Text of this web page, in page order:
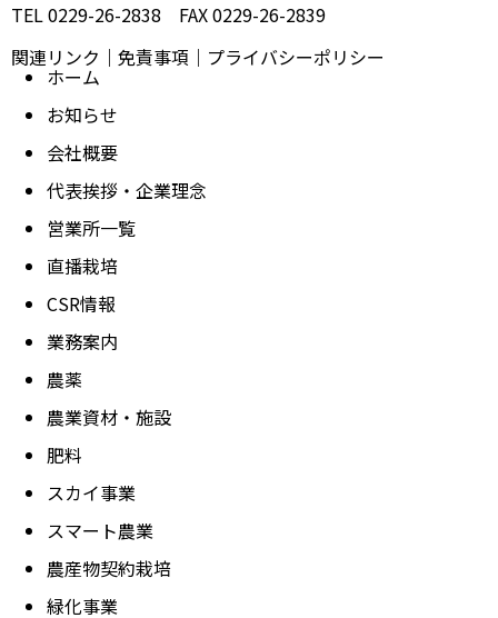
TEL 0229-26-2838 FAX 0229-26-2839
関連リンク ｜ 免責事項 ｜ プライバシーポリシー
ホーム
お知らせ
会社概要
代表挨拶・企業理念
営業所一覧
直播栽培
CSR情報
業務案内
農薬
農業資材・施設
肥料
スカイ事業
スマート農業
農産物契約栽培
緑化事業